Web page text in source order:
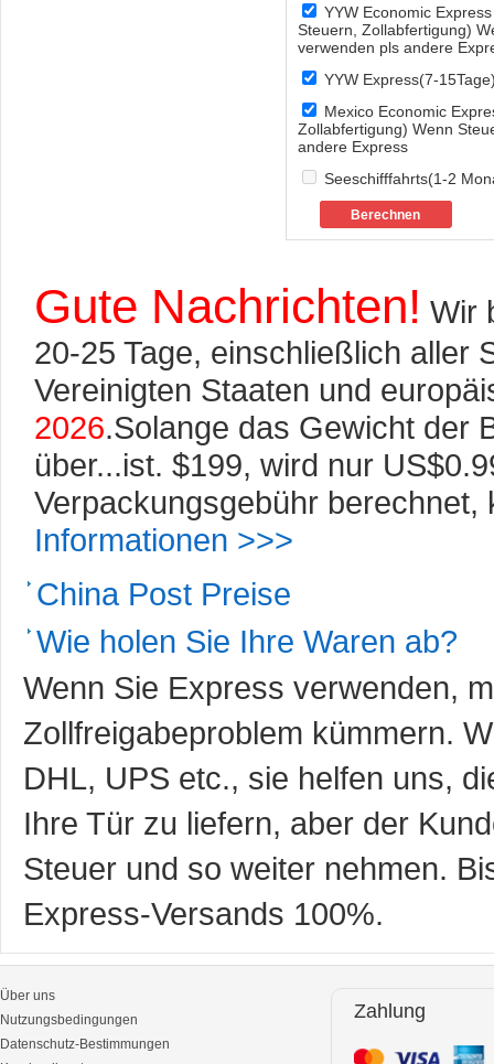
YYW Economic
Steuern, Zollabfertigung)
verwenden pls andere
YYW Express(7-
Mexico Economic
Zollabfertigung) Wenn
andere Express
Seeschifffahrts(1-2
Gute Nachrichten! Wir
20-25 Tage, einschließlich aller
Vereinigten Staaten und
2026.Solange das Gewicht der
über...ist. $199, wird nur
Verpackungsgebühr
Informationen >>>
China Post Preise
Wie holen Sie Ihre Waren ab?
Wenn Sie Express verwenden,
Zollfreigabeproblem kümmern.
DHL, UPS etc., sie helfen uns,
Ihre Tür zu liefern, aber der
Steuer und so weiter nehmen.
Express-Versands 100%.
Über uns
Nutzungsbedingungen
Datenschutz-Bestimmungen
Zahlung